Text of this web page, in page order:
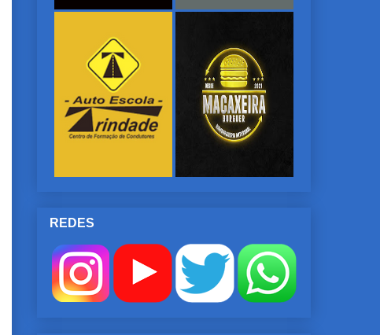
REDES